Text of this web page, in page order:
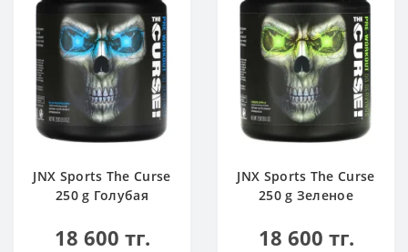
JNX Sports The Curse
250 g Голубая
18 600 тг.
JNX Sports The Curse
250 g Зеленое
18 600 тг.